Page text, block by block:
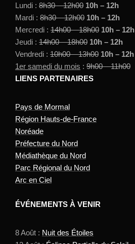
Lundi : 8h30 – 12h00 10h – 12h
Mardi : 8h30 – 12h00 10h – 12h
Mercredi : 14h00 – 18h00 10h – 12h
Jeudi : 14h00 – 18h00 10h – 12h
Vendredi : 10h00 – 13h00 10h – 12h
1er samedi du mois : 9h00 – 11h00
LIENS PARTENAIRES
Pays de Mormal
Région Hauts-de-France
Noréade
Préfecture du Nord
Médiathèque du Nord
Parc Régional du Nord
Arc en Ciel
ÉVÉNEMENTS À VENIR
8 Août : Nuit des Étoiles